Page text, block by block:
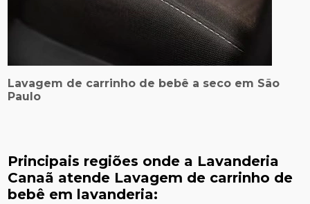
Lavagem de carrinho de bebê a seco em São
Paulo
Principais regiões onde a Lavanderia
Canaã atende Lavagem de carrinho de
bebê em lavanderia: